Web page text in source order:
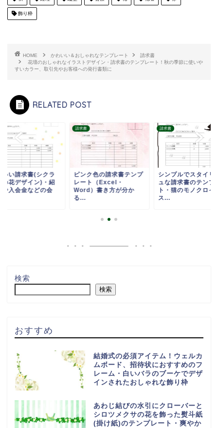
飾り枠
HOME かわいい＆おしゃれなテンプレート
請求書
花壇のおしゃれなイラストデザイン・請求書のテンプレート！秋の季節に使いや
すいカラー、取引先やお客様への発行書類に
RELATED POST
いい請求書(シクラ
の花デザイン)・紹
や入会金などの会
請求書
ピンク色の請求書テンプ
レート（Excel・
Word）書き方が分か
る...
請求書
シンプルでスタイリ
ュな請求書のテンプ
ト・猫のモノクロイ
ス...
検索
検索
おすすめ
結婚式の必須アイテム！ウェルカ
ムボード、招待状におすすめのフ
レーム・白いバラのブーケでデザ
インされたおしゃれな飾り枠
あわじ結びの水引にクローバーと
シロツメクサの花を飾った熨斗紙
(掛け紙)のテンプレート・爽やか